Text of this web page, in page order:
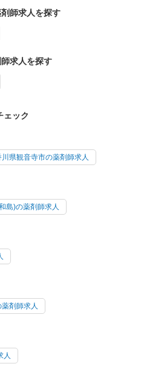
師求人を探す
求人を探す
ェック
川県観音寺市の薬剤師求人
島)の薬剤師求人
剤師求人
人